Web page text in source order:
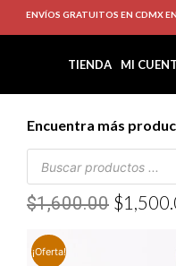
ENVÍOS GRATUITOS EN CDMX
TIENDA MI
Encuentra más
$1,600.00 $
¡Oferta!